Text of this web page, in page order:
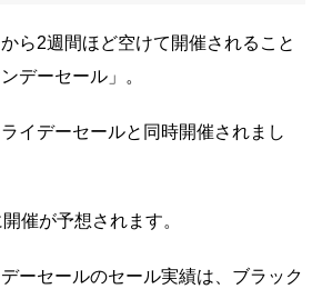
ら2週間ほど空けて開催されること
デーセール」。
イデーセールと同時開催されまし
催が予想されます。
ーセールのセール実績は、ブラック